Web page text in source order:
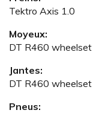
Tektro Axis 1.0
Moyeux:
DT R460 wheelset
Jantes:
DT R460 wheelset
Pneus: